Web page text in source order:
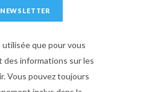
que pour vous
informations sur les
Vous pouvez toujours